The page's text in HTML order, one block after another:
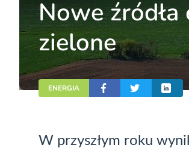
Nowe
zielone
ENERGIA
W przyszłym roku